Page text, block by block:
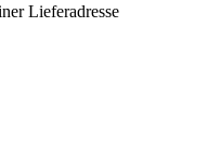
Lieferadresse